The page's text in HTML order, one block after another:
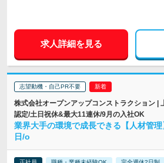
求人詳細を見る
志望動機・自己PR不要
株式会社オープンアップコンストラクション |
認定/土日祝休&最大11連休/9月の入社OK
業界大手の環境で成長できる【人材管
日/o